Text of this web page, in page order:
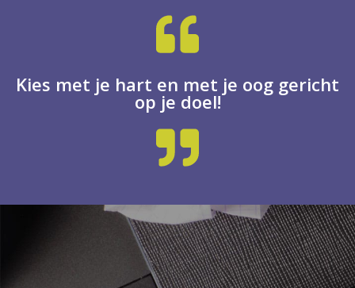
Kies met je hart en met je oog gericht
op je doel!